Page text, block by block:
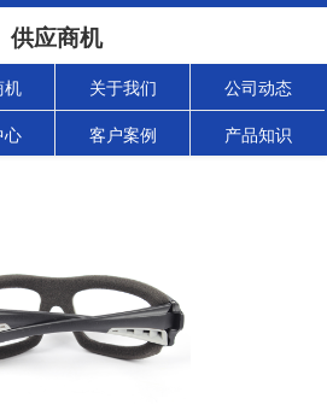
供应商机
机 关于我们 公司动态
心 客户案例 产品知识